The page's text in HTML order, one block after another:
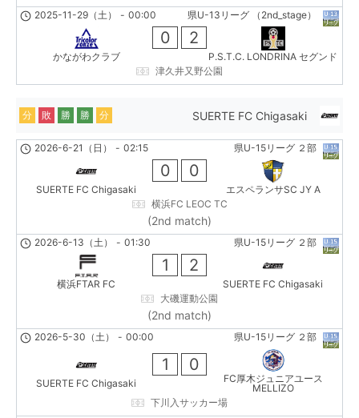
県U-13リーグ （2nd_stage）
2025-11-29（土） - 00:00
かながわクラブ
0 2
P.S.T.C. LONDRINA セグンド
津久井又野公園
SUERTE FC Chigasaki
分 敗 勝 勝 分
県U-15リーグ ２部
2026-6-21（日） - 02:15
SUERTE FC Chigasaki
0 0
エスペランサSC JY A
横浜FC LEOC TC
(2nd match)
県U-15リーグ ２部
2026-6-13（土） - 01:30
横浜FTAR FC
1 2
SUERTE FC Chigasaki
大磯運動公園
(2nd match)
県U-15リーグ ２部
2026-5-30（土） - 00:00
SUERTE FC Chigasaki
1 0
FC厚木ジュニアユース
MELLIZO
下川入サッカー場